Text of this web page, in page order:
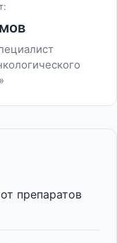
препаратов